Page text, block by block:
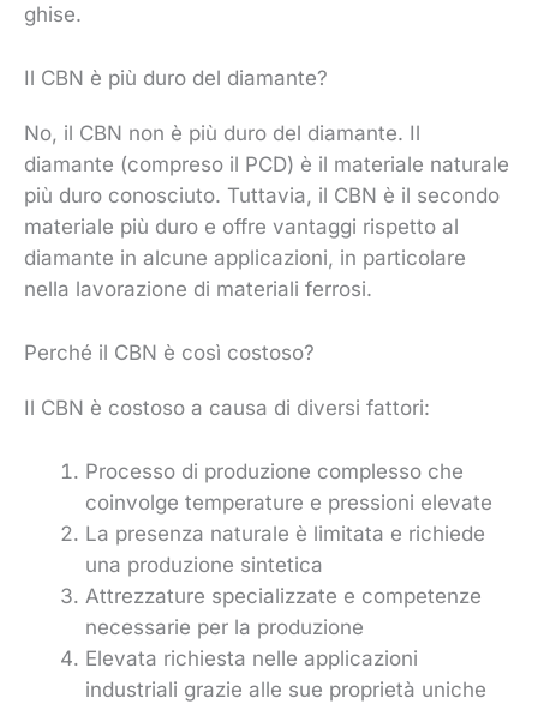
ghise.
Il CBN è più duro del diamante?
No, il CBN non è più duro del diamante. Il
diamante (compreso il PCD) è il materiale naturale
più duro conosciuto. Tuttavia, il CBN è il secondo
materiale più duro e offre vantaggi rispetto al
diamante in alcune applicazioni, in particolare
nella lavorazione di materiali ferrosi.
Perché il CBN è così costoso?
Il CBN è costoso a causa di diversi fattori:
Processo di produzione complesso che
coinvolge temperature e pressioni elevate
La presenza naturale è limitata e richiede
una produzione sintetica
Attrezzature specializzate e competenze
necessarie per la produzione
Elevata richiesta nelle applicazioni
industriali grazie alle sue proprietà uniche